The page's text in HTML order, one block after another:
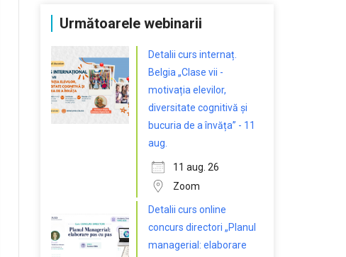
Următoarele webinarii
Detalii curs internaț.
Belgia „Clase vii -
motivația elevilor,
diversitate cognitivă și
bucuria de a învăța” - 11
aug.
11 aug. 26
Zoom
Detalii curs online
concurs directori „Planul
managerial: elaborare